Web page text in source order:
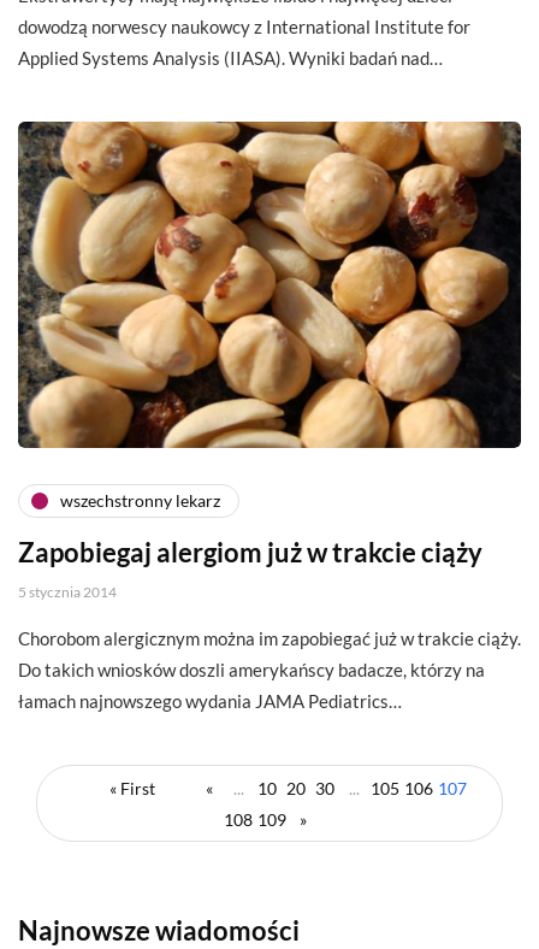
dowodzą norwescy naukowcy z International Institute for
Applied Systems Analysis (IIASA). Wyniki badań nad…
wszechstronny lekarz
Zapobiegaj alergiom już w trakcie ciąży
5 stycznia 2014
Chorobom alergicznym można im zapobiegać już w trakcie ciąży.
Do takich wniosków doszli amerykańscy badacze, którzy na
łamach najnowszego wydania JAMA Pediatrics…
« First « ... 10 20 30 ... 105 106 107
108 109 »
Najnowsze wiadomości